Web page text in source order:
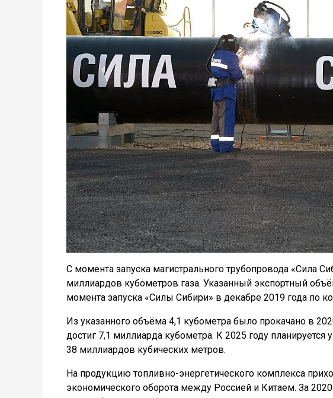
С момента запуска магистрального трубопровода «Сила
миллиардов кубометров газа. Указанный экспортный
момента запуска «Силы Сибири» в декабре 2019 года по
Из указанного объёма 4,1 кубометра было прокачано в
достиг 7,1 миллиарда кубометра. К 2025 году планируется
38 миллиардов кубических метров.
На продукцию топливно-энергетического комплекса
экономического оборота между Россией и Китаем. За